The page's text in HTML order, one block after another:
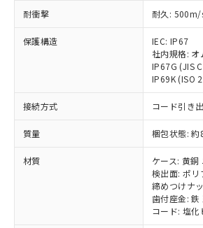
耐衝撃 耐久: 500m/
保護構造
IEC: IP67
社内規格:
IP67G (JIS
IP69K (ISO
接続方式 コード引き
質量 梱包状態: 約
材質
ケース: 黄銅
検出面: ポ
締めつけナ
歯付座金: 鉄
コード: 塩化
タに基づき作成されるも
覧された時点での実際の
準価格とは異なる場合が
了承ください。
正式な納期状況および標
様のお取引先、またはお
ムロン制御機器販売店・
ご相談ください。
オムロン制御機器販売店
販売ネットワーク
在庫状況および標準価格
事前の承諾なく第三者に
示しないようお願いしま
マイパーツ機能（部品リ
鉛(Pb) 1000ppm以下、 水銀(Hg)
ミウム(Cd) 100ppm以下、
六価クロム(Cr(Ⅵ)) 1000ppm以下、ポリ
類(PBB) 1000ppm以下、ポリ臭化ジフ
(PBDE) 1000ppm以下、フタル酸ビス
ル) (DEHP)(別名：DOP) 1000ppm以下
ルベンジル（BBP） 1000ppm以下、フ
（DBP） 1000ppm以下、フタル酸ジ
(DIBP) 1000ppm以下
但し、RoHS指令で産業用監視および制
フタル酸エステル類の４物質については
部品在庫の切り替え状況など
*中国RoHS10物質の基準値 (GB/T26572)
Pb(鉛) :1000ppm、 Hg(水銀) :
ム) : 100ppm、
Cr(Ⅵ)(六価クロム) : 1000ppm、 PBBs(
ニル類) : 1000ppm、 PBDEs(ポリ臭化
DBP(フタル酸ジブチル) : 1000ppm、
イソブチル) : 1000ppm、 BBP(フタル
ル) : 1000ppm、
※2 環境保護使用期限
「ｅ」：有害物質（10物質）
準値以下であることを示します
「10」：通常の使用状況下に
または国外への提供する
国政府の輸出許可(または
可)を取得するなどの必要
当社は規制貨物を破棄す
全に破砕するなど、違法
いよう必要な手段を講じま
当社は貴社製品を、核兵
ル、化学兵器、生物兵器
武器並びにこれらの製造
使用いたしません。
当社は、貴社製品を第三
場合は、上記1、2および
該第三者に通知します。
販売先および販売に係わ
一定数以上の在庫あり
一定数には満たない
在庫なし(最新の在庫
いては、お客様のお
たはお客様担当のオ
機器販売店・当社販
認ください)
受注生産機種、また